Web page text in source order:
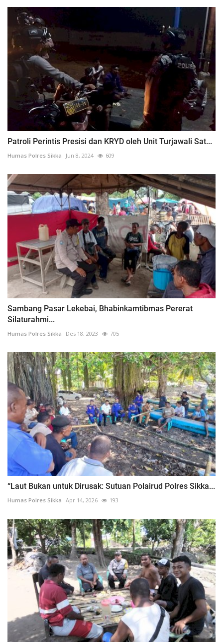
Patroli Perintis Presisi dan KRYD oleh Unit Turjawali Sat...
Humas Polres Sikka Jun 8, 2024 609
Sambang Pasar Lekebai, Bhabinkamtibmas Pererat
Silaturahmi...
Humas Polres Sikka Des 18, 2023 705
“Laut Bukan untuk Dirusak: Sutuan Polairud Polres Sikka...
Humas Polres Sikka Apr 14, 2026 193